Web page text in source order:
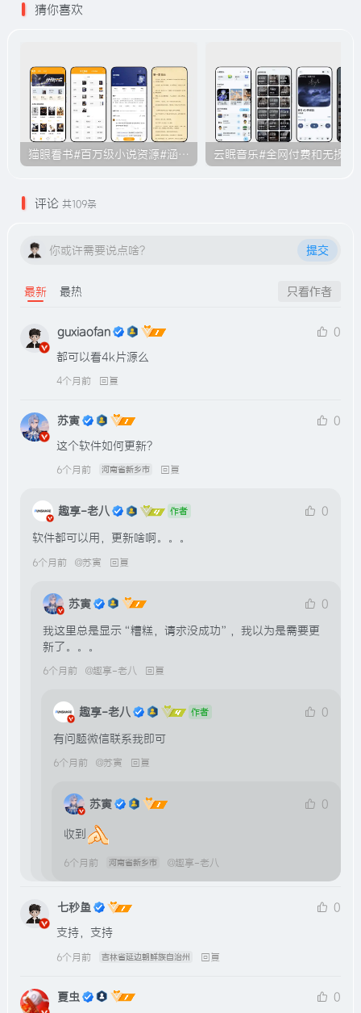
猜你喜欢
猫眼看书#百万级小说资源#涵盖各大平台的付费小说#无广告#B011
评论 共109条
你或许需要说点啥？ 提交
最新 最热 只看作者
guxiaofan
0
都可以看4k片源么
4个月前 回复
苏寅
0
这个软件如何更新？
6个月前 河南省新乡市 回复
趣享-老八 作者
0
软件都可以用，更新啥啊。。。
6个月前 @苏寅 回复
苏寅
0
我这里总是显示“糟糕，请求没成功”，我以为是需要更
新了。。。
6个月前 @趣享-老八 回复
趣享-老八 作者
0
有问题微信联系我即可
6个月前 @苏寅 回复
苏寅 0
收到
6个月前 河南省新乡市 @趣享-老八
七秒鱼
0
支持，支持
6个月前 吉林省延边朝鲜族自治州 回复
夏虫
0